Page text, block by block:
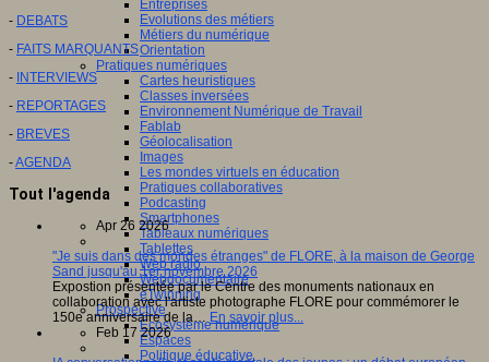
Entreprises
Evolutions des métiers
Métiers du numérique
Orientation
Pratiques numériques
Cartes heuristiques
Classes inversées
Environnement Numérique de Travail
Fablab
Géolocalisation
Images
Les mondes virtuels en éducation
Pratiques collaboratives
Podcasting
Smartphones
Tableaux numériques
Tablettes
Web radio
Webdocumentaire
eTwinning
Prospective
Ecosystème numérique
Espaces
Politique éducative
- DEBATS
- FAITS MARQUANTS
- INTERVIEWS
- REPORTAGES
- BREVES
-AGENDA
Tout l'agenda
Apr 26 2026
"Je suis dans des mondes étranges" de FLORE, à la maison de George
Sand jusqu'au 1er novembre 2026
Expostion présentée par le Centre des monuments nationaux en
collaboration avec l'artiste photographe FLORE pour commémorer le
150e anniversaire de la… En savoir plus...
Feb 17 2026